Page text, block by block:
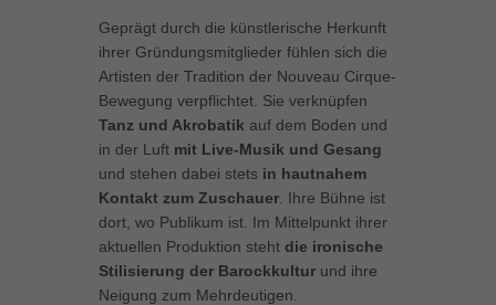
Geprägt durch die künstlerische Herkunft
ihrer Gründungsmitglieder fühlen sich die
Artisten der Tradition der Nouveau Cirque-
Bewegung verpflichtet. Sie verknüpfen
Tanz und Akrobatik auf dem Boden und
in der Luft mit Live-Musik und Gesang
und stehen dabei stets in hautnahem
Kontakt zum Zuschauer . Ihre Bühne ist
dort, wo Publikum ist. Im Mittelpunkt ihrer
aktuellen Produktion steht die ironische
Stilisierung der Barockkultur und ihre
Neigung zum Mehrdeutigen.
Hier finden Sie eine Übersicht über alle verwendeten Cookies. Sie
können Ihre Einwilligung zu ganzen Kategorien geben oder sich
weitere Informationen anzeigen lassen und so nur bestimmte
Cookies auswählen.
Alle akzeptieren Speichern
Zurück
Datenschutzeinstellungen
Essenziell (1)
die einwandfreie Funktion der Website erforderlich.